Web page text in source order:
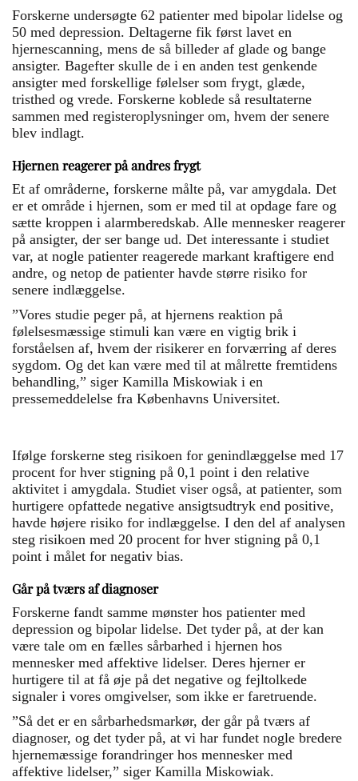
Forskerne undersøgte 62 patienter med bipolar lidelse og
50 med depression. Deltagerne fik først lavet en
hjernescanning, mens de så billeder af glade og bange
ansigter. Bagefter skulle de i en anden test genkende
ansigter med forskellige følelser som frygt, glæde,
tristhed og vrede. Forskerne koblede så resultaterne
sammen med registeroplysninger om, hvem der senere
blev indlagt.
Hjernen reagerer på andres frygt
Et af områderne, forskerne målte på, var amygdala. Det
er et område i hjernen, som er med til at opdage fare og
sætte kroppen i alarmberedskab. Alle mennesker reagerer
på ansigter, der ser bange ud. Det interessante i studiet
var, at nogle patienter reagerede markant kraftigere end
andre, og netop de patienter havde større risiko for
senere indlæggelse.
”Vores studie peger på, at hjernens reaktion på
følelsesmæssige stimuli kan være en vigtig brik i
forståelsen af, hvem der risikerer en forværring af deres
sygdom. Og det kan være med til at målrette fremtidens
behandling,” siger Kamilla Miskowiak i en
pressemeddelelse fra Københavns Universitet.
Ifølge forskerne steg risikoen for genindlæggelse med 17
procent for hver stigning på 0,1 point i den relative
aktivitet i amygdala. Studiet viser også, at patienter, som
hurtigere opfattede negative ansigtsudtryk end positive,
havde højere risiko for indlæggelse. I den del af analysen
steg risikoen med 20 procent for hver stigning på 0,1
point i målet for negativ bias.
Går på tværs af diagnoser
Forskerne fandt samme mønster hos patienter med
depression og bipolar lidelse. Det tyder på, at der kan
være tale om en fælles sårbarhed i hjernen hos
mennesker med affektive lidelser. Deres hjerner er
hurtigere til at få øje på det negative og fejltolkede
signaler i vores omgivelser, som ikke er faretruende.
”Så det er en sårbarhedsmarkør, der går på tværs af
diagnoser, og det tyder på, at vi har fundet nogle bredere
hjernemæssige forandringer hos mennesker med
affektive lidelser,” siger Kamilla Miskowiak.